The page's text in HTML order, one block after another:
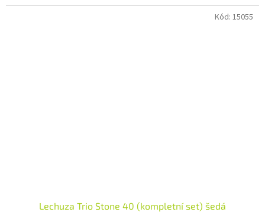
Lechuza Trio Stone 40 (kompletní set) šedá
Kód: 15055